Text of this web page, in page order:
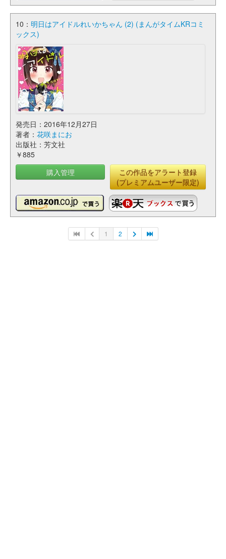
10： 明日はアイドルれいかちゃん (2) (まんがタイムKRコミ
ックス)
発売日：2016年12月27日
著者： 花咲まにお
出版社：芳文社
￥885
購入管理
この作品をアラート登録
(プレミアムユーザー限定)
1 2